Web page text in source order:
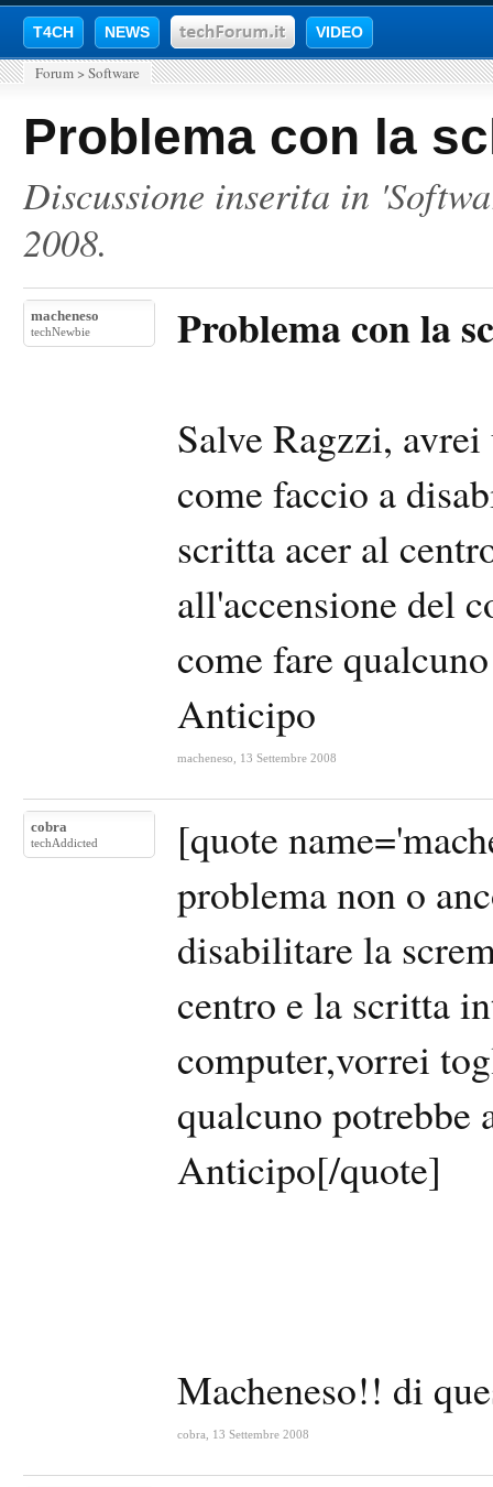
T4CH NEWS VIDEO
Forum > Software
Problema con la
Discussione inserita in '
2008.
macheneso
techNewbie Problema con la
Salve Ragzzi,
come faccio a
scritta acer al
all'accensione del
come fare
Anticipo
macheneso 13 Settembre 2008
cobra
techAddicted
[quote
problema non o
disabilitare la
centro e la scritta
computer,vorrei
qualcuno
Anticipo[/quote]
Macheneso!! di
cobra 13 Settembre 2008